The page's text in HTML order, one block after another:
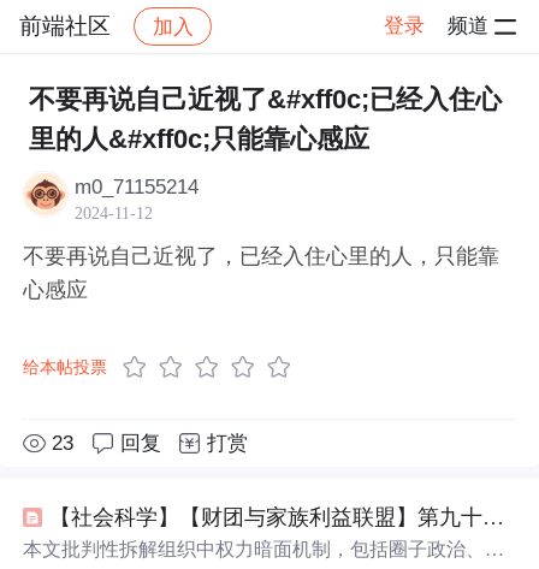
前端社区 加入 登录 频道
社区 前端社区 感慨 帖子详情
不要再说自己近视了&#xff0c;已经入住心
里的人&#xff0c;只能靠心感应
m0_71155214
2024-11-12
不要再说自己近视了，已经入住心里的人，只能靠
心感应
给本帖投票
23 回复 打赏
【社会科学】【财团与家族利益联盟】第九十九篇 管理层驾驭人和驾驭人性和拜码头和构建利益同盟（包含互相联姻构建家族）和设置阶层障碍和壁垒的手段和规则和行为和话术列表01
本文批判性拆解组织中权力暗面机制，包括圈子政治、阶